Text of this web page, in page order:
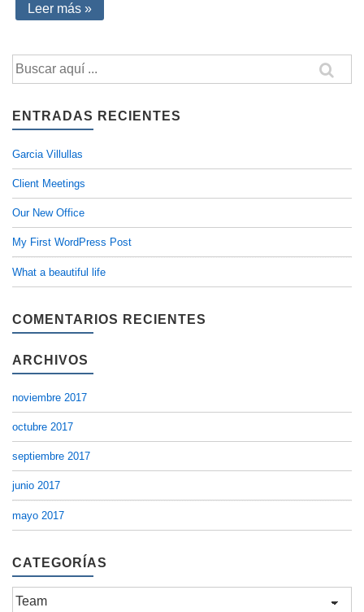
Taylor
Leer más »
Buscar
por:
ENTRADAS RECIENTES
Garcia Villullas
Client Meetings
Our New Office
My First WordPress Post
What a beautiful life
COMENTARIOS RECIENTES
ARCHIVOS
noviembre 2017
octubre 2017
septiembre 2017
junio 2017
mayo 2017
CATEGORÍAS
Categorías